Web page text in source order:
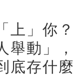
上」你？
舉動」，
底存什麼